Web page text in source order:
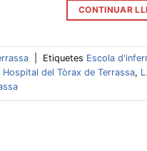
CONTINUAR
Etiquetes Escola
del Tòrax de Terrassa,